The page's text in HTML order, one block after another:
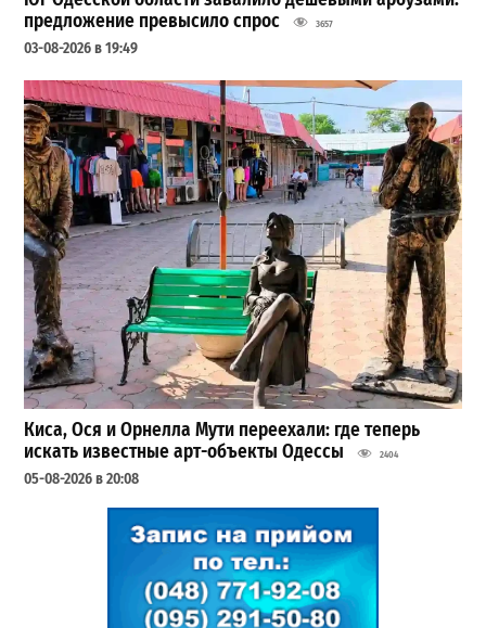
предложение превысило спрос
3657
03-08-2026 в 19:49
Киса, Ося и Орнелла Мути переехали: где теперь
искать известные арт-объекты Одессы
2404
05-08-2026 в 20:08